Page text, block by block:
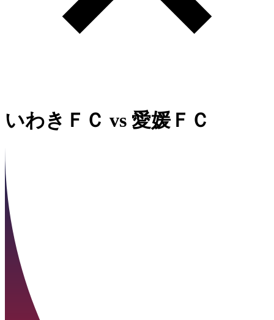
いわきＦＣ vs 愛媛ＦＣ